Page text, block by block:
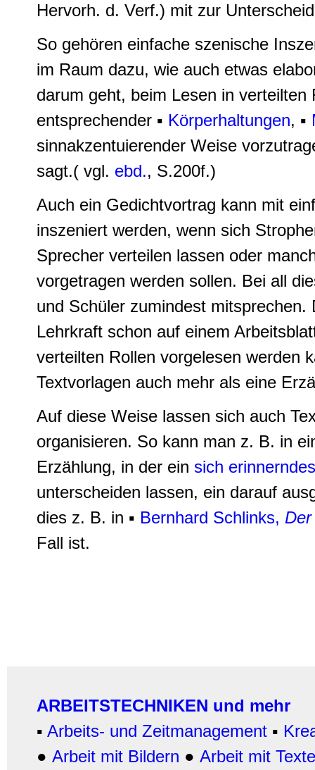
Hervorh. d. Verf.) mit zur
So gehören einfache szenische
im Raum dazu, wie auch etwas
darum geht, beim Lesen in
entsprechender ▪ Körperhaltungen, ▪
sinnakzentuierender Weise
sagt.( vgl. ebd., S.200f.)
Auch ein Gedichtvortrag kann mit
inszeniert werden, wenn sich
Sprecher verteilen lassen oder
vorgetragen werden sollen. Bei all
und Schüler zumindest
Lehrkraft schon auf einem
verteilten Rollen vorgelesen werden
Textvorlagen auch mehr als eine
Auf diese Weise lassen sich auch
organisieren. So kann man z. B. in
Erzählung, in der ein sich erinnerndes
unterscheiden lassen, ein darauf
dies z. B. in ▪ Bernhard Schlinks,
Fall ist.
ARBEITSTECHNIKEN und mehr
▪ Arbeits- und Zeitmanagement ▪
● Arbeit mit Bildern ● Arbeit mit